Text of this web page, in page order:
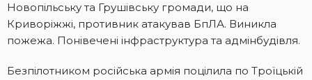
Новопільську та Грушівську громади, що на
Криворіжжі, противник атакував БпЛА. Виникла
пожежа. Понівечені інфраструктура та адмінбудівля.
Безпілотником російська армія поцілила по Троїцькій